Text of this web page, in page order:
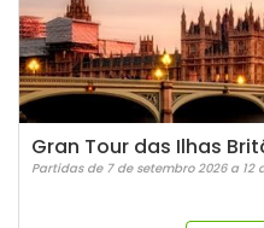
Gran Tour das Ilhas
Partidas de 7 de setembro 2026 a 12